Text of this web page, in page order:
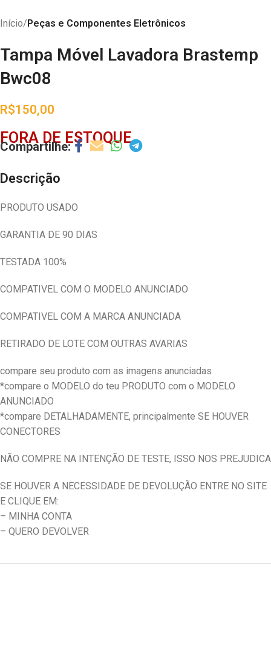
Início Peças e Componentes Eletrônicos
Tampa Móvel Lavadora Brastemp
Bwc08
R$150,00
FORA DE ESTOQUE
Descrição
PRODUTO USADO
GARANTIA DE 90 DIAS
TESTADA 100%
COMPATIVEL COM O MODELO ANUNCIADO
COMPATIVEL COM A MARCA ANUNCIADA
RETIRADO DE LOTE COM OUTRAS AVARIAS
compare seu produto com as imagens anunciadas
*compare o MODELO do teu PRODUTO com o MODELO
ANUNCIADO
*compare DETALHADAMENTE, principalmente SE HOUVER
CONECTORES
NÃO COMPRE NA INTENÇÃO DE TESTE, ISSO NOS PREJUDICA
SE HOUVER A NECESSIDADE DE DEVOLUÇÃO ENTRE NO SITE
E CLIQUE EM:
– MINHA CONTA
– QUERO DEVOLVER